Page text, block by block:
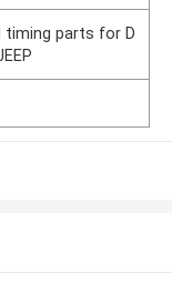
timing parts for D